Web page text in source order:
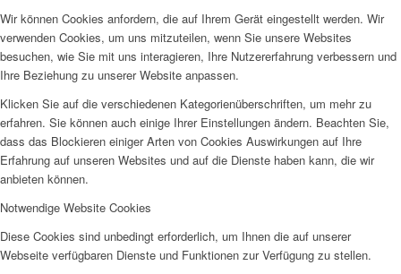
Wir können Cookies anfordern, die auf Ihrem Gerät eingestellt werden. Wir
verwenden Cookies, um uns mitzuteilen, wenn Sie unsere Websites
besuchen, wie Sie mit uns interagieren, Ihre Nutzererfahrung verbessern und
Ihre Beziehung zu unserer Website anpassen.
Klicken Sie auf die verschiedenen Kategorienüberschriften, um mehr zu
erfahren. Sie können auch einige Ihrer Einstellungen ändern. Beachten Sie,
dass das Blockieren einiger Arten von Cookies Auswirkungen auf Ihre
Erfahrung auf unseren Websites und auf die Dienste haben kann, die wir
anbieten können.
Notwendige Website Cookies
Diese Cookies sind unbedingt erforderlich, um Ihnen die auf unserer
Webseite verfügbaren Dienste und Funktionen zur Verfügung zu stellen.